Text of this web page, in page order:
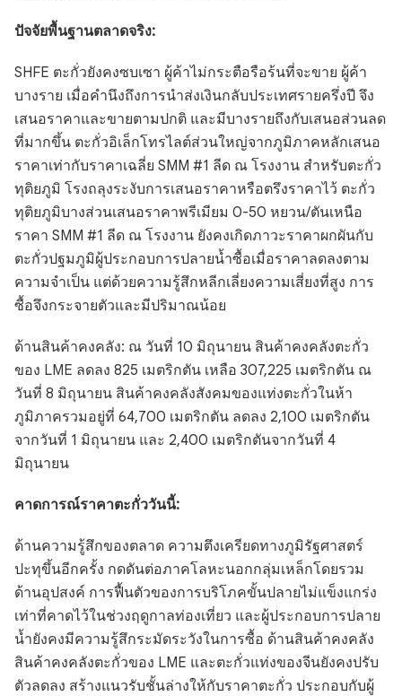
ปัจจัยพื้นฐานตลาดจริง:
SHFE ตะกั่วยังคงซบเซา ผู้ค้าไม่กระตือรือร้นที่จะขาย ผู้ค้า
บางราย เมื่อคำนึงถึงการนำส่งเงินกลับประเทศรายครึ่งปี จึง
เสนอราคาและขายตามปกติ และมีบางรายถึงกับเสนอส่วนลด
ที่มากขึ้น ตะกั่วอิเล็กโทรไลต์ส่วนใหญ่จากภูมิภาคหลักเสนอ
ราคาเท่ากับราคาเฉลี่ย SMM #1 ลีด ณ โรงงาน สำหรับตะกั่ว
ทุติยภูมิ โรงถลุงระงับการเสนอราคาหรือตรึงราคาไว้ ตะกั่ว
ทุติยภูมิบางส่วนเสนอราคาพรีเมียม 0-50 หยวน/ตันเหนือ
ราคา SMM #1 ลีด ณ โรงงาน ยังคงเกิดภาวะราคาผกผันกับ
ตะกั่วปฐมภูมิผู้ประกอบการปลายน้ำซื้อเมื่อราคาลดลงตาม
ความจำเป็น แต่ด้วยความรู้สึกหลีกเลี่ยงความเสี่ยงที่สูง การ
ซื้อจึงกระจายตัวและมีปริมาณน้อย
ด้านสินค้าคงคลัง: ณ วันที่ 10 มิถุนายน สินค้าคงคลังตะกั่ว
ของ LME ลดลง 825 เมตริกตัน เหลือ 307,225 เมตริกตัน ณ
วันที่ 8 มิถุนายน สินค้าคงคลังสังคมของแท่งตะกั่วในห้า
ภูมิภาครวมอยู่ที่ 64,700 เมตริกตัน ลดลง 2,100 เมตริกตัน
จากวันที่ 1 มิถุนายน และ 2,400 เมตริกตันจากวันที่ 4
มิถุนายน
คาดการณ์ราคาตะกั่ววันนี้:
ด้านความรู้สึกของตลาด ความตึงเครียดทางภูมิรัฐศาสตร์
ปะทุขึ้นอีกครั้ง กดดันต่อภาคโลหะนอกกลุ่มเหล็กโดยรวม
ด้านอุปสงค์ การฟื้นตัวของการบริโภคขั้นปลายไม่แข็งแกร่ง
เท่าที่คาดไว้ในช่วงฤดูกาลท่องเที่ยว และผู้ประกอบการปลาย
น้ำยังคงมีความรู้สึกระมัดระวังในการซื้อ ด้านสินค้าคงคลัง
สินค้าคงคลังตะกั่วของ LME และตะกั่วแท่งของจีนยังคงปรับ
ตัวลดลง สร้างแนวรับชั้นล่างให้กับราคาตะกั่ว ประกอบกับผู้